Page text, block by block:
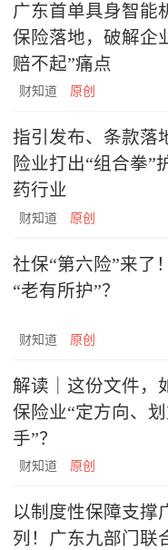
广东首单具身智能
保险落地，破解企
赔不起”痛点
财知道 原创
指引发布、条款落
险业打出“组合拳”
药行业
财知道 原创
社保“第六险”来了
“老有所护”？
财知道 原创
解读｜这份文件，
保险业“定方向、
手”？
财知道 原创
以制度性保障支撑
列！广东九部门联